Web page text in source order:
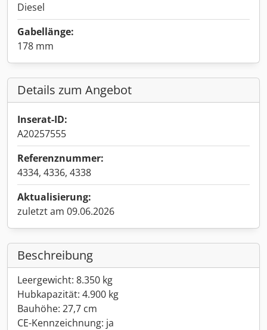
Diesel
Gabellänge:
178 mm
Details zum Angebot
Inserat-ID:
A20257555
Referenznummer:
4334, 4336, 4338
Aktualisierung:
zuletzt am 09.06.2026
Beschreibung
Leergewicht: 8.350 kg
Hubkapazität: 4.900 kg
Bauhöhe: 27,7 cm
CE-Kennzeichnung: ja